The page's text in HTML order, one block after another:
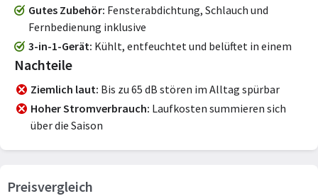
Gutes Zubehör Fensterabdichtung, Schlauch und
Fernbedienung inklusive
3-in-1-Gerät Kühlt, entfeuchtet und belüftet in einem
Nachteile
Ziemlich laut Bis zu 65 dB stören im Alltag spürbar
Hoher Stromverbrauch Laufkosten summieren sich
über die Saison
Preisvergleich